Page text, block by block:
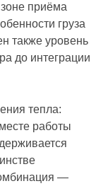
приёма
груза
также уровень
до интеграции
тепла:
работы
—